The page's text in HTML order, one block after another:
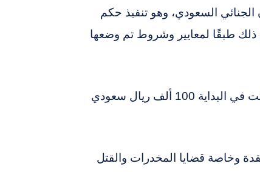
السعودي، وهو تنفيذ حكم
ذلك طبقًا لمعايير وشروط تم وضعها
بالإضافة إلى دفع دية قدرها 400 ألف ريال سعودي حاليا، بعد أن كانت في البداية 100 ألف ريال سعودي
وخاصة قضايا المخدرات والقتل